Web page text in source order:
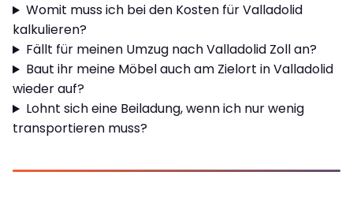
Womit muss ich bei den Kosten für Valladolid
kalkulieren?
Fällt für meinen Umzug nach Valladolid Zoll an?
Baut ihr meine Möbel auch am Zielort in Valladolid
wieder auf?
Lohnt sich eine Beiladung, wenn ich nur wenig
transportieren muss?